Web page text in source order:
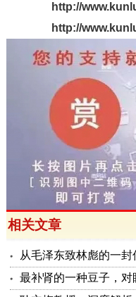
http://
http://
相关文章
从毛泽东致林彪的一
最补肾的一种豆子，